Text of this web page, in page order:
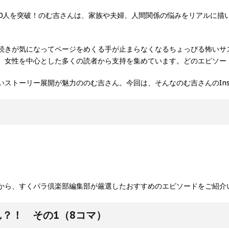
を突破！のむ吉さんは、家族や夫婦、人間関係の悩みをリアルに
が気になってページをめくる手が止まらなくなるちょっぴる怖い
性を中心とした多くの読者から支持を集めています。どのエピソー
ストーリー展開が魅力ののむ吉さん。今回は、そんなのむ吉さん
、すくパラ倶楽部編集部が厳選したおすすめのエピソードをご紹介
！ その1（8コマ）